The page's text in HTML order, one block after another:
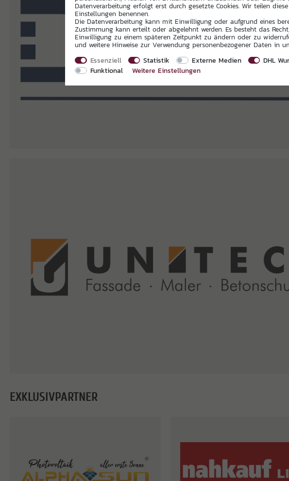
EXKLUSIVPARTNER
Datenverarbeitung erfolgt erst durch gesetzte Cookies. Wir teilen
Einstellungen benennen.
Die Datenverarbeitung kann mit Einwilligung oder aufgrund eines
Zustimmung kann erteilt oder abgelehnt werden. Es besteht das
Einwilligung zu einem späteren Zeitpunkt zu ändern oder zu
und weitere Hinweise zur Verwendung personenbezogener Daten in
Essenziell
Statistik Externe Medien DHL
Funktional
Weitere Einstellungen